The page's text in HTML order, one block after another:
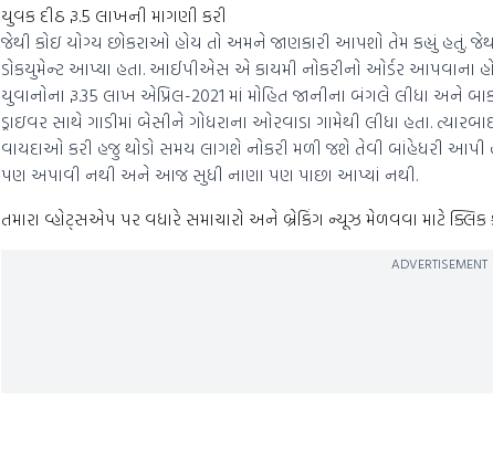
યુવક દીઠ રૂ.5 લાખની માગણી કરી
જેથી કોઇ યોગ્ય છોકરાઓ હોય તો અમને જાણકારી આપશો તેમ કહ્યું હતું.
ડોકયુમેન્ટ આપ્યા હતા. આઈપીએસ એ કાયમી નોકરીનો ઓર્ડર આપવાના
યુવાનોના રૂ.35 લાખ એપ્રિલ-2021 માં મોહિત જાનીના બંગલે લીધા અને
ડ્રાઇવર સાથે ગાડીમાં બેસીને ગોધરાના ઓરવાડા ગામેથી લીધા હતા.
વાયદાઓ કરી હજુ થોડો સમય લાગશે નોકરી મળી જશે તેવી બાંહેધરી
પણ અપાવી નથી અને આજ સુધી નાણા પણ પાછા આપ્યાં નથી.
તમારા વ્હોટ્સએપ પર વધારે સમાચારો અને બ્રેકિંગ ન્યૂઝ મેળવવા માટે ક્લિક
ADVERTISEMENT